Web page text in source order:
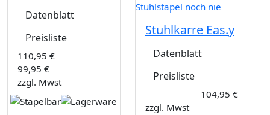
Datenblatt
Preisliste
110,95 €
99,95 €
zzgl. Mwst
Stuhlkarre Eas.y
Datenblatt
Preisliste
104,95 €
zzgl. Mwst